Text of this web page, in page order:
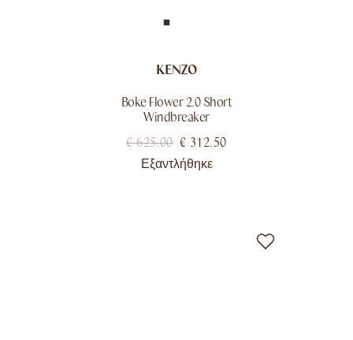
KENZO
Boke Flower 2.0 Short
Windbreaker
€625.00 € 312.50
Εξαντλήθηκε